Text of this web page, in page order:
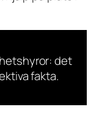
det
fakta.